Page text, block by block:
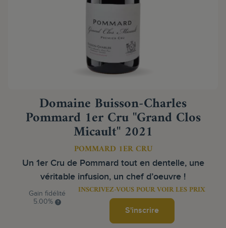
Domaine Buisson-Charles
Pommard 1er Cru "Grand Clos
Micault" 2021
POMMARD 1ER CRU
Un 1er Cru de Pommard tout en dentelle, une
véritable infusion, un chef d’oeuvre !
Gain fidélité
5.00%
INSCRIVEZ-VOUS POUR VOIR LES PRIX
S'inscrire